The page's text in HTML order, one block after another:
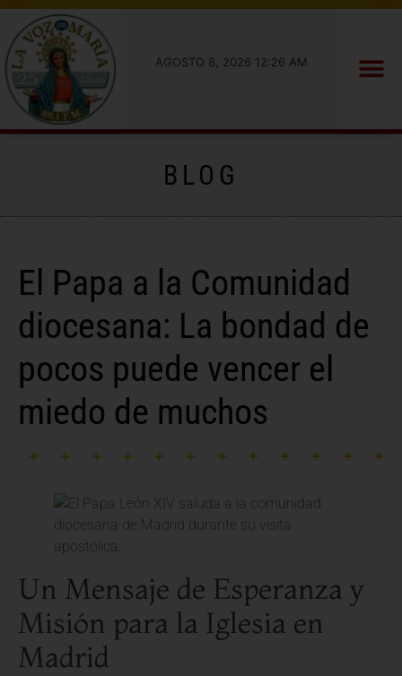
AGOSTO 8, 2026 12:26 AM
BLOG
El Papa a la Comunidad
diocesana: La bondad de
pocos puede vencer el
miedo de muchos
Un Mensaje de Esperanza y
Misión para la Iglesia en
Madrid